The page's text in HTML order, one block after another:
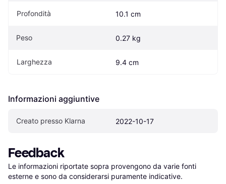
Profondità 10.1 cm
Peso 0.27 kg
Larghezza 9.4 cm
Informazioni aggiuntive
Creato presso Klarna 2022-10-17
Feedback
Le informazioni riportate sopra provengono da varie fonti
esterne e sono da considerarsi puramente indicative.